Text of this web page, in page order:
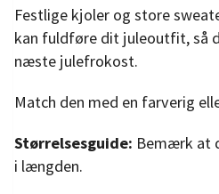
Festlige kjoler og store
kan fuldføre dit juleoutfit, så
næste julefrokost.
Match den med en farverig
Størrelsesguide: Bemærk at
i længden.